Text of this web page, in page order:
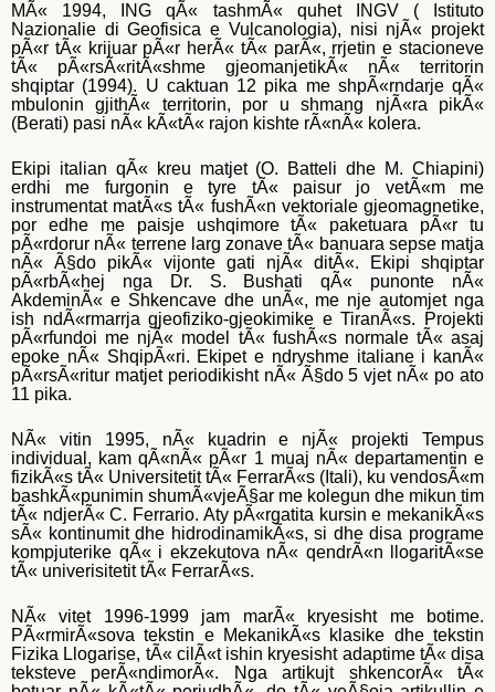
MÃ« 1994, ING qÃ« tashmÃ« quhet INGV ( Istituto
Nazionalie di Geofisica e Vulcanologia), nisi njÃ« projekt
pÃ«r tÃ« krijuar pÃ«r herÃ« tÃ« parÃ«, rrjetin e stacioneve
tÃ« pÃ«rsÃ«ritÃ«shme gjeomanjetikÃ« nÃ« territorin
shqiptar (1994). U caktuan 12 pika me shpÃ«rndarje qÃ«
mbulonin gjithÃ« territorin, por u shmang njÃ«ra pikÃ«
(Berati) pasi nÃ« kÃ«tÃ« rajon kishte rÃ«nÃ« kolera.
Ekipi italian qÃ« kreu matjet (O. Batteli dhe M. Chiapini)
erdhi me furgonin e tyre tÃ« paisur jo vetÃ«m me
instrumentat matÃ«s tÃ« fushÃ«n vektoriale gjeomagnetike,
por edhe me paisje ushqimore tÃ« paketuara pÃ«r tu
pÃ«rdorur nÃ« terrene larg zonave tÃ« banuara sepse matja
nÃ« Ã§do pikÃ« vijonte gati njÃ« ditÃ«. Ekipi shqiptar
pÃ«rbÃ«hej nga Dr. S. Bushati qÃ« punonte nÃ«
AkdeminÃ« e Shkencave dhe unÃ«, me nje automjet nga
ish ndÃ«rmarrja gjeofiziko-gjeokimike e TiranÃ«s. Projekti
pÃ«rfundoi me njÃ« model tÃ« fushÃ«s normale tÃ« asaj
epoke nÃ« ShqipÃ«ri. Ekipet e ndryshme italiane i kanÃ«
pÃ«rsÃ«ritur matjet periodikisht nÃ« Ã§do 5 vjet nÃ« po ato
11 pika.
NÃ« vitin 1995, nÃ« kuadrin e njÃ« projekti Tempus
individual, kam qÃ«nÃ« pÃ«r 1 muaj nÃ« departamentin e
fizikÃ«s tÃ« Universitetit tÃ« FerrarÃ«s (Itali), ku vendosÃ«m
bashkÃ«punimin shumÃ«vjeÃ§ar me kolegun dhe mikun tim
tÃ« ndjerÃ« C. Ferrario. Aty pÃ«rgatita kursin e mekanikÃ«s
sÃ« kontinumit dhe hidrodinamikÃ«s, si dhe disa programe
kompjuterike qÃ« i ekzekutova nÃ« qendrÃ«n llogaritÃ«se
tÃ« univerisitetit tÃ« FerrarÃ«s.
NÃ« vitet 1996-1999 jam marÃ« kryesisht me botime.
PÃ«rmirÃ«sova tekstin e MekanikÃ«s klasike dhe tekstin
Fizika Llogarise, tÃ« cilÃ«t ishin kryesisht adaptime tÃ« disa
teksteve perÃ«ndimorÃ«. Nga artikujt shkencorÃ« tÃ«